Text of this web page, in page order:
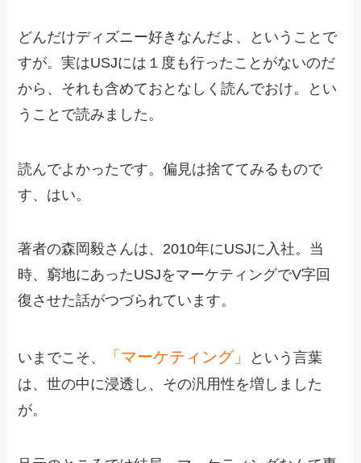
どんだけディズニー好きなんだよ、ということで
すが。実はUSJには１度も行ったことがないのだ
から、それも含めておとなしく読んでおけ。とい
うことで読みました。
読んでよかったです。偏見は捨ててみるもので
す、はい。
著者の森岡毅さんは、2010年にUSJに入社。当
時、窮地にあったUSJをマーケティングでV字回
復させた話がつづられています。
いまでこそ、 「マーケティング」
という言葉
は、世の中に浸透し、その汎用性を増しました
が。